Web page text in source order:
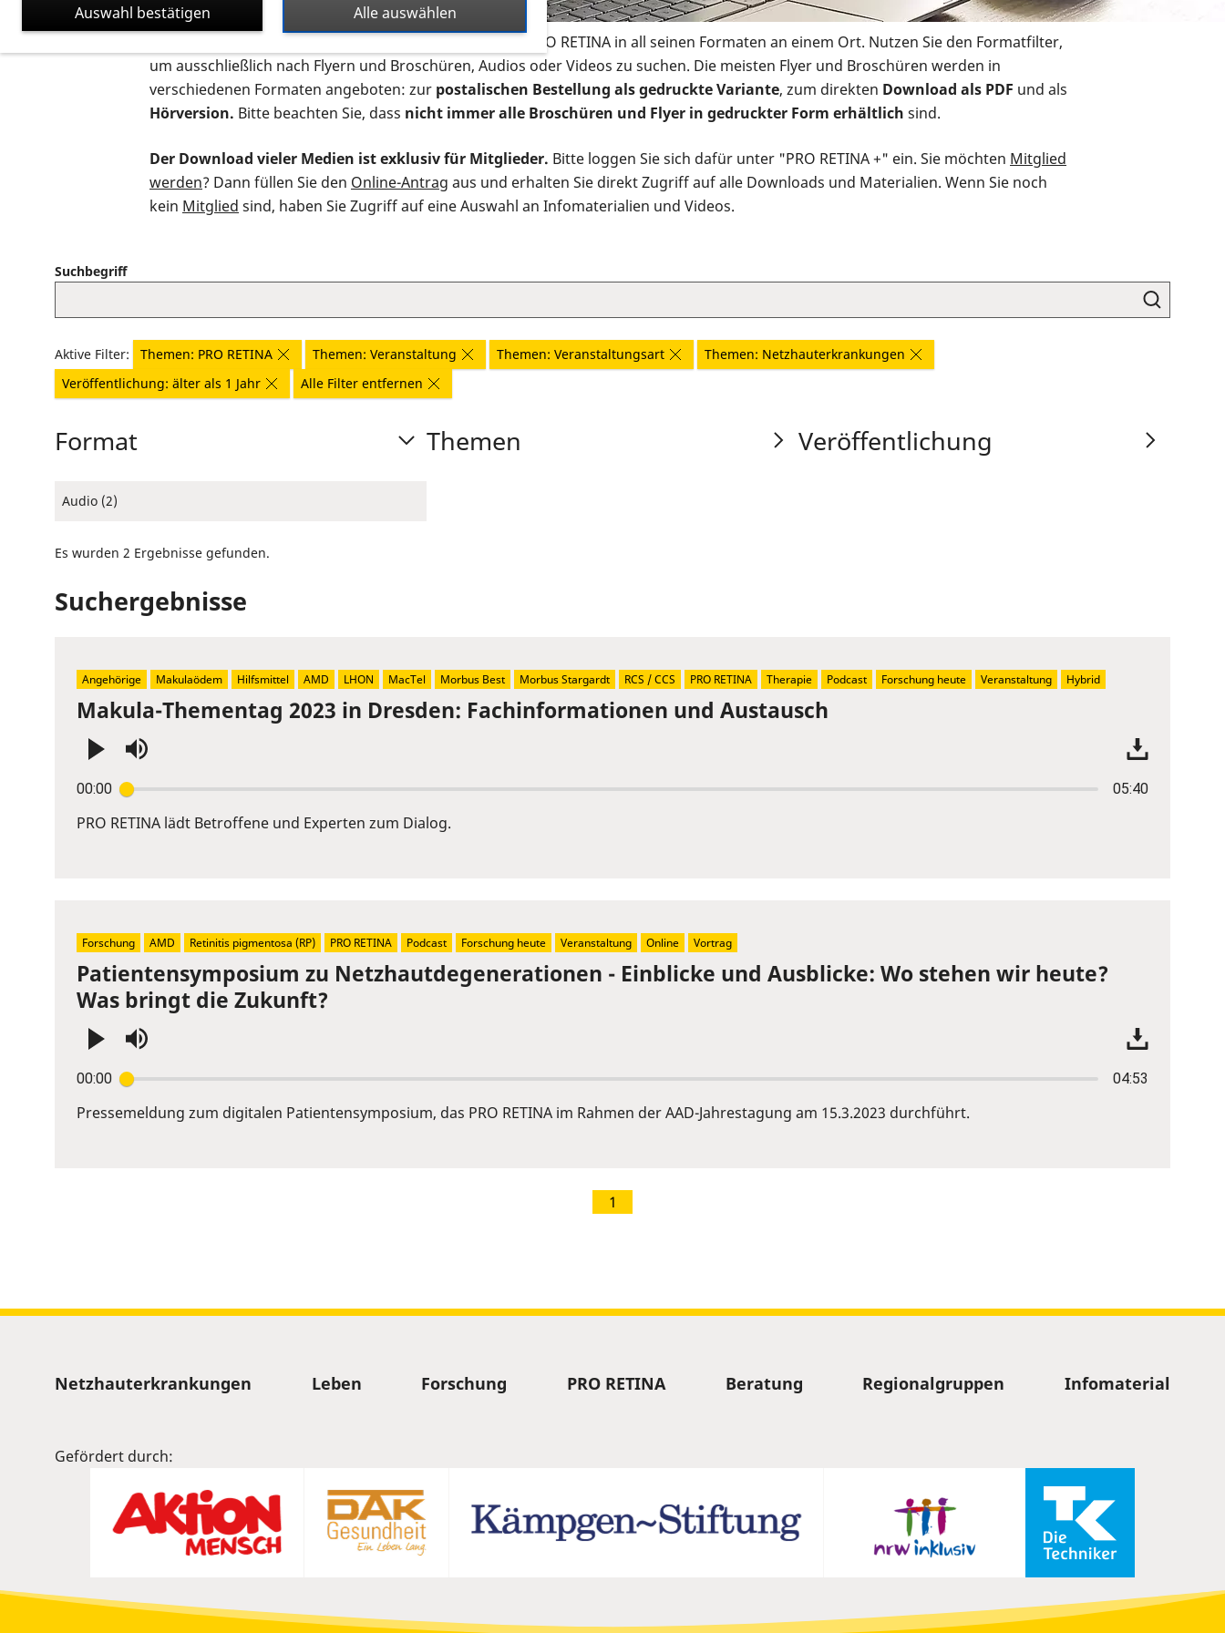
Auf dieser Seite finden Sie sämtliches Infomaterial der PRO RETINA in all seinen Formaten an einem Ort. Nutzen Sie den Formatfilter,
um ausschließlich nach Flyern und Broschüren, Audios oder Videos zu suchen. Die meisten Flyer und Broschüren werden in
verschiedenen Formaten angeboten: zur postalischen Bestellung als gedruckte Variante, zum direkten Download als PDF und als
Hörversion. Bitte beachten Sie, dass nicht immer alle Broschüren und Flyer in gedruckter Form erhältlich sind.
Der Download vieler Medien ist exklusiv für Mitglieder. Bitte loggen Sie sich dafür unter "PRO RETINA +" ein. Sie möchten Mitglied
werden? Dann füllen Sie den Online-Antrag aus und erhalten Sie direkt Zugriff auf alle Downloads und Materialien. Wenn Sie noch
kein Mitglied sind, haben Sie Zugriff auf eine Auswahl an Infomaterialien und Videos.
Suchbegriff
Aktive Filter: Themen: PRO RETINA Themen: Veranstaltung Themen: Veranstaltungsart
Themen: Netzhauterkrankungen
Veröffentlichung: älter als 1 Jahr
Alle Filter entfernen
Format
Audio (2)
Themen Veröffentlichung
Es wurden 2 Ergebnisse gefunden.
Suchergebnisse
Makula-Thementag 2023 in Dresden: Fachinformationen und Austausch
00:00 05:40
Enter
or
slider.
PRO RETINA lädt Betroffene und Experten zum Dialog.
Angehörige Makulaödem Hilfsmittel AMD LHON MacTel Morbus Best Morbus Stargardt RCS / CCS PRO RETINA Therapie Podcast Forschung heute Veranstaltung Hybrid
Patientensymposium zu Netzhautdegenerationen - Einblicke und Ausblicke: Wo stehen wir heute?
Was bringt die Zukunft?
00:00 04:53
Enter
or
Pressemeldung zum digitalen Patientensymposium, das PRO RETINA im Rahmen der AAD-Jahrestagung am 15.3.2023 durchführt.
Forschung AMD Retinitis pigmentosa (RP) PRO RETINA Podcast Forschung heute Veranstaltung Online Vortrag
1
Sitemap
Netzhauterkrankungen Leben Forschung PRO RETINA Beratung Regionalgruppen Infomaterial
Gefördert durch:
Alle auswählen
Auswahl bestätigen